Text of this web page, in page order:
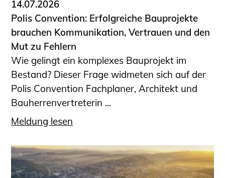
14.07.2026
Polis Convention: Erfolgreiche Bauprojekte
brauchen Kommunikation, Vertrauen und den
Mut zu Fehlern
Wie gelingt ein komplexes Bauprojekt im
Bestand? Dieser Frage widmeten sich auf der
Polis Convention Fachplaner, Architekt und
Bauherrenvertreterin ...
Meldung lesen